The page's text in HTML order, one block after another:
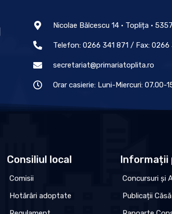
Nicolae Bălcescu 14 • Toplița •
Telefon: 0266 341 871 / Fax: 0266
secretariat@primariatoplita.ro
Orar casierie: Luni-Miercuri: 07.00-
Consiliul local
Comisii
Hotărâri adoptate
Informații
Concursuri și
Publicații